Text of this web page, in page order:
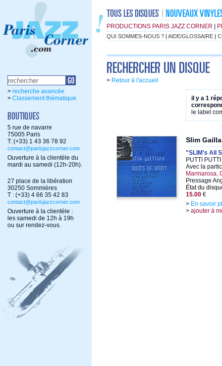
PRODUCTIONS PARIS JAZZ CORNER
QUI SOMMES-NOUS ? | AIDE/GLOSSAIRE |
> recherche avancée
> Classement thématique
5 rue de navarre
75005 Paris
T: (+33) 1 43 36 78 92
contact@parisjazzcorner.com
Ouverture à la clientèle du
mardi au samedi (12h-20h).
27 place de la libération
30250 Sommières
T : (+33) 4 66 35 42 83
contact@parisjazzcorner.com
Ouverture à la clientèle :
les samedi de 12h à 19h
ou sur rendez-vous.
> Retour à l'accueil
il y a 1
le label
Slim
"SLIM's All
PUTTI
Avec la
Marmarosa,
Pressage
État du
15.00 €
> En savoir
> ajouter à